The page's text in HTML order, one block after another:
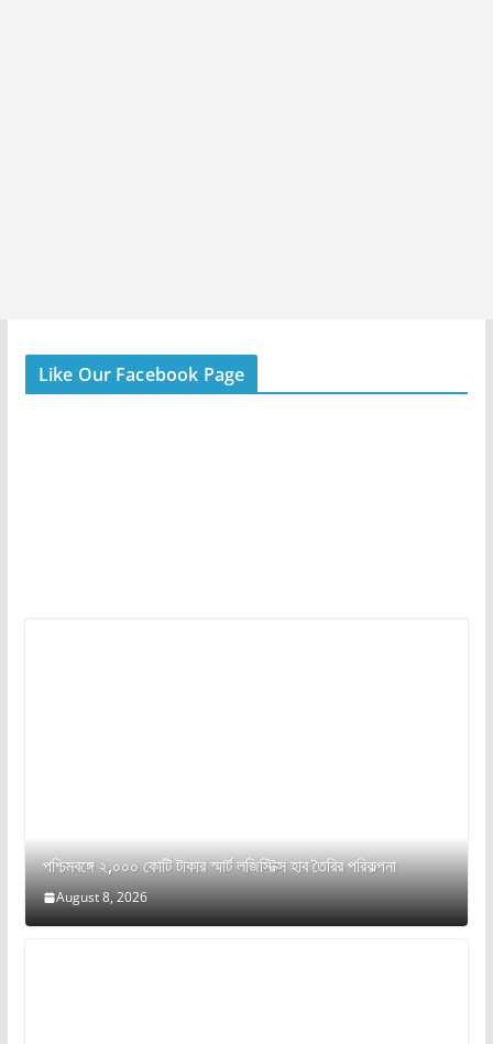
Like Our Facebook Page
পশ্চিমবঙ্গে ২,০০০ কোটি টাকার স্মার্ট লজিস্টিক্স হাব তৈরির পরিকল্পনা
August 8, 2026